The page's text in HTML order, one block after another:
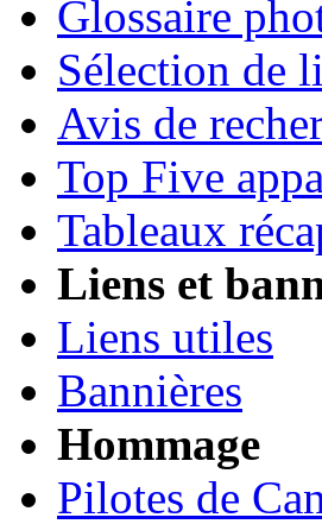
Glossaire
Sélection de
Avis de
Top Five
Tableaux
Liens et
Liens utiles
Bannières
Hommage
Pilotes de